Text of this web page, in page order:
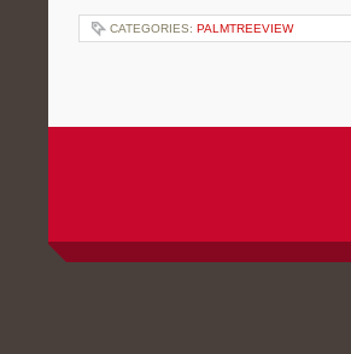
CATEGORIES: PALMTREEVIEW